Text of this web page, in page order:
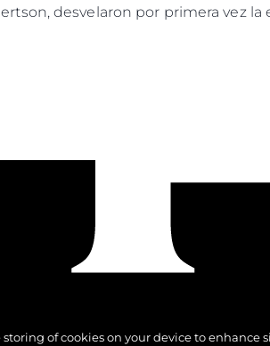
desvelaron por primera vez
of cookies on your device to enhance